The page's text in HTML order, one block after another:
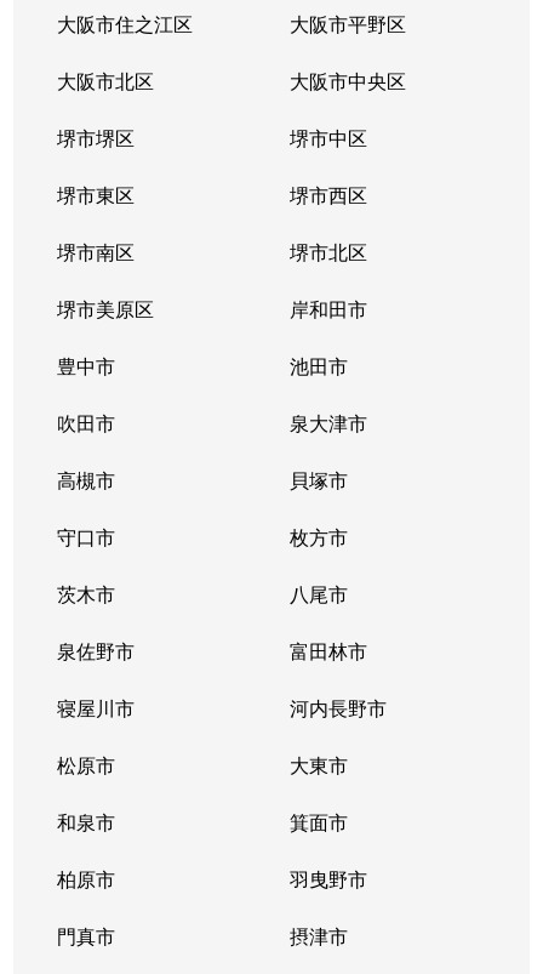
大阪市住之江区 大阪市平野区
大阪市北区 大阪市中央区
堺市堺区 堺市中区
堺市東区 堺市西区
堺市南区 堺市北区
堺市美原区 岸和田市
豊中市 池田市
吹田市 泉大津市
高槻市 貝塚市
守口市 枚方市
茨木市 八尾市
泉佐野市 富田林市
寝屋川市 河内長野市
松原市 大東市
和泉市 箕面市
柏原市 羽曳野市
門真市 摂津市